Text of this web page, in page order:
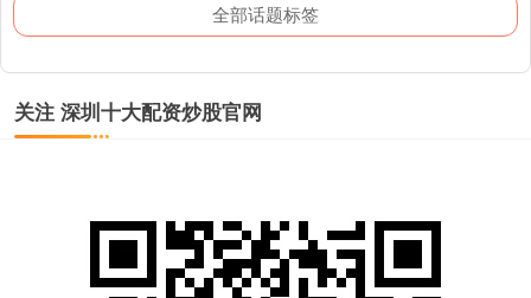
全部话题标签
关注 深圳十大配资炒股官网